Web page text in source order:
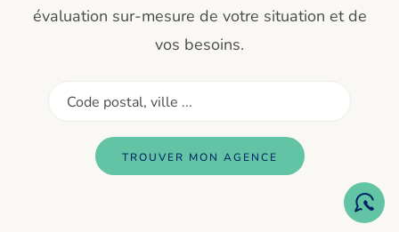
évaluation sur-mesure de votre situation et de
vos besoins.
TROUVER MON AGENCE